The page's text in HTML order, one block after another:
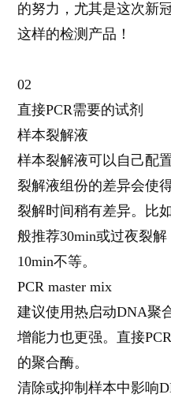
的努力，尤其是这次新
这样的检测产品！
02
直接PCR需要的试剂
样本裂解液
样本裂解液可以自己配
裂解液组份的差异会使
裂解时间稍有差异。比
般推荐30min或过夜裂
10min不等。
PCR master mix
建议使用热启动DNA聚
增能力也更强。直接PCR
的聚合酶。
清除或抑制样本中影响